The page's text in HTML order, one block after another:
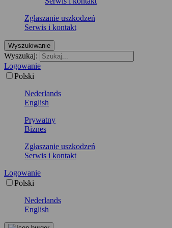
Zgłaszanie uszkodzeń
Serwis i kontakt
Wyszukiwanie
Wyszukaj:
Logowanie
Polski
Nederlands
English
Prywatny
Biznes
Zgłaszanie uszkodzeń
Serwis i kontakt
Logowanie
Polski
Nederlands
English